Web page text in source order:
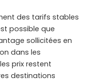
des tarifs stables
possible que
sollicitées en
dans les
prix restent
destinations